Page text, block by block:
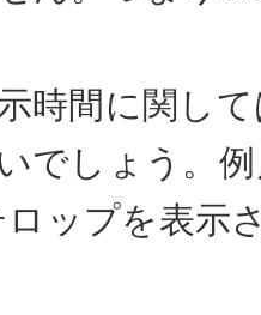
時間に関し
でしょう。
ロップを表示